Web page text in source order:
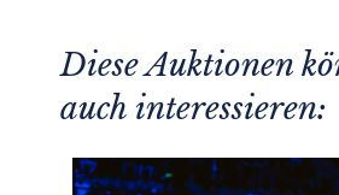
Diese Auktionen
auch interessieren: